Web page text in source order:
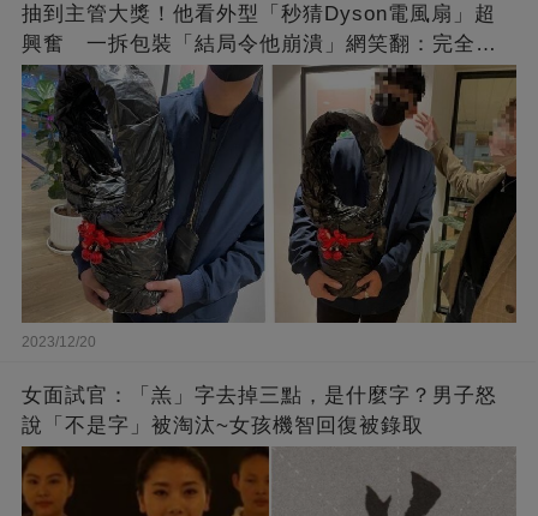
抽到主管大獎！他看外型「秒猜Dyson電風扇」超
興奮 一拆包裝「結局令他崩潰」網笑翻：完全想
不到～
2023/12/20
女面試官：「羔」字去掉三點，是什麼字？男子怒
說「不是字」被淘汰~女孩機智回復被錄取